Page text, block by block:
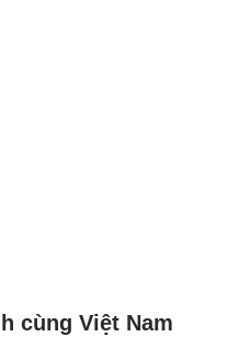
cùng Việt Nam